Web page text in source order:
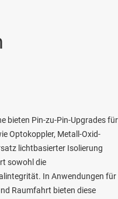
bieten Pin-zu-Pin-Upgrades für
Optokoppler, Metall-Oxid-
lichtbasierter Isolierung
sowohl die
In Anwendungen für
Raumfahrt bieten diese